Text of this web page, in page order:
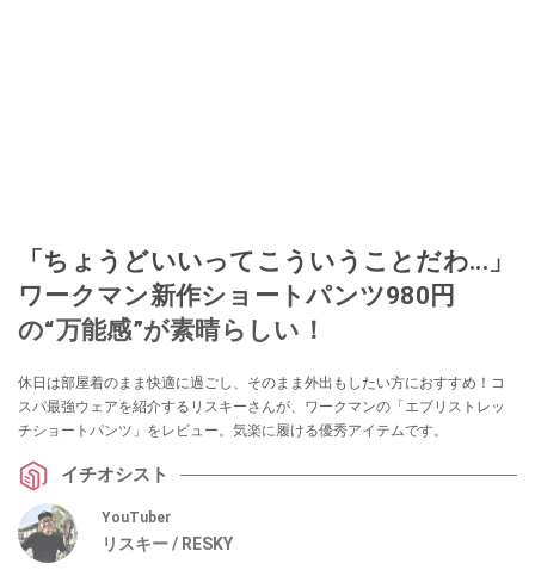
「ちょうどいいってこういうことだわ...」
ワークマン新作ショートパンツ980円
の“万能感”が素晴らしい！
休日は部屋着のまま快適に過ごし、そのまま外出もしたい方におすすめ！コ
スパ最強ウェアを紹介するリスキーさんが、ワークマンの「エブリストレッ
チショートパンツ」をレビュー。気楽に履ける優秀アイテムです。
イチオシスト
YouTuber
リスキー / RESKY